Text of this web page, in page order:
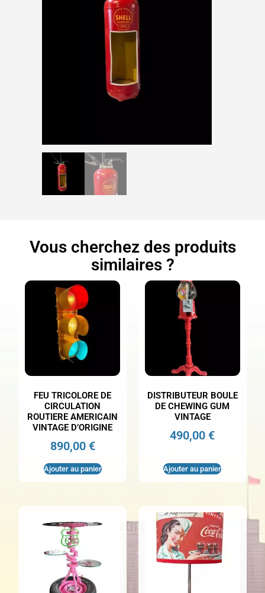
Vous cherchez des produits
similaires ?
FEU TRICOLORE DE
CIRCULATION
ROUTIERE AMERICAIN
VINTAGE D’ORIGINE
890,00 €
Ajouter au panier
DISTRIBUTEUR BOULE
DE CHEWING GUM
VINTAGE
490,00€
Ajouter au panier